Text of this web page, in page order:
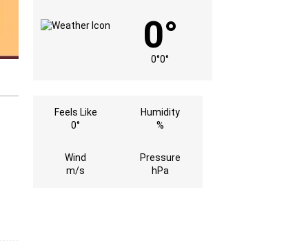
0°
0°0°
Feels Like
0°
Humidity
%
Wind
m/s
Pressure
hPa